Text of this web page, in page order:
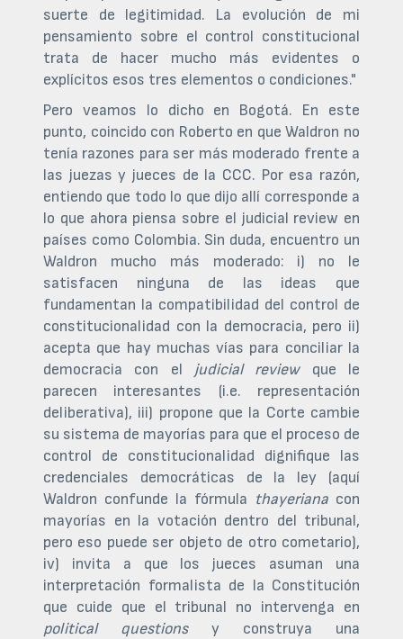
suerte de legitimidad. La evolución de mi
pensamiento sobre el control constitucional
trata de hacer mucho más evidentes o
explícitos esos tres elementos o condiciones."
Pero veamos lo dicho en Bogotá. En este
punto, coincido con Roberto en que Waldron no
tenía razones para ser más moderado frente a
las juezas y jueces de la CCC. Por esa razón,
entiendo que todo lo que dijo allí corresponde a
lo que ahora piensa sobre el judicial review en
países como Colombia. Sin duda, encuentro un
Waldron mucho más moderado: i) no le
satisfacen ninguna de las ideas que
fundamentan la compatibilidad del control de
constitucionalidad con la democracia, pero ii)
acepta que hay muchas vías para conciliar la
democracia con el judicial reviewque le
parecen interesantes (i.e. representación
deliberativa), iii) propone que la Corte cambie
su sistema de mayorías para que el proceso de
control de constitucionalidad dignifique las
credenciales democráticas de la ley (aquí
Waldron confunde la fórmula thayeriana con
mayorías en la votación dentro del tribunal,
pero eso puede ser objeto de otro cometario),
iv) invita a que los jueces asuman una
interpretación formalista de la Constitución
que cuide que el tribunal no intervenga en
political questionsy construya una